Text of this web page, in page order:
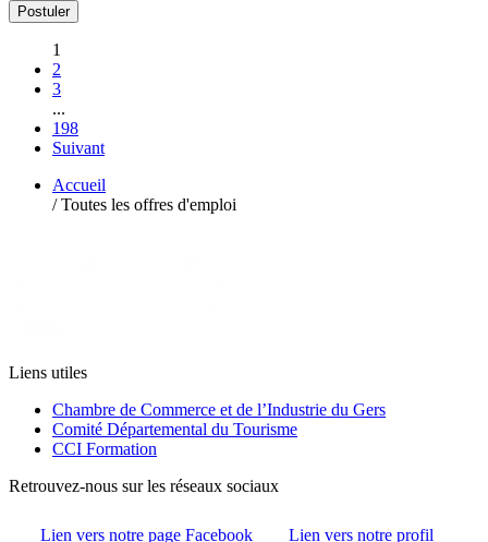
Postuler
1
2
3
...
198
Suivant
Accueil
/ Toutes les offres d'emploi
Liens utiles
Chambre de Commerce et de l’Industrie du Gers
Comité Départemental du Tourisme
CCI Formation
Retrouvez-nous sur les réseaux sociaux
Lien vers notre page Facebook Lien vers notre profil